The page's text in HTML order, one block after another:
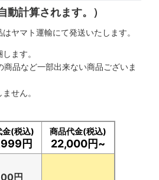
動計算されます。）
ヤマト運輸にて発送いたします。
ます。
商品など一部出来ない商品ございま
せん。
金(税込)
円
商品代金(税込)
22,000円~
円